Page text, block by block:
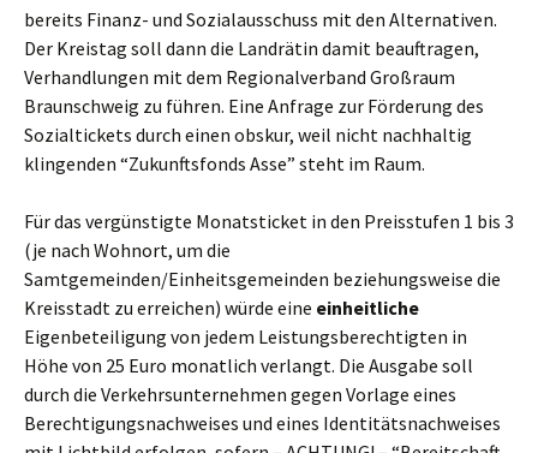
bereits Finanz- und Sozialausschuss mit den Alternativen.
Der Kreistag soll dann die Landrätin damit beauftragen,
Verhandlungen mit dem Regionalverband Großraum
Braunschweig zu führen. Eine Anfrage zur Förderung des
Sozialtickets durch einen obskur, weil nicht nachhaltig
klingenden “Zukunftsfonds Asse” steht im Raum.
Für das vergünstigte Monatsticket in den Preisstufen 1 bis 3
(je nach Wohnort, um die
Samtgemeinden/Einheitsgemeinden beziehungsweise die
Kreisstadt zu erreichen) würde eine einheitliche
Eigenbeteiligung von jedem Leistungsberechtigten in
Höhe von 25 Euro monatlich verlangt. Die Ausgabe soll
durch die Verkehrsunternehmen gegen Vorlage eines
Berechtigungsnachweises und eines Identitätsnachweises